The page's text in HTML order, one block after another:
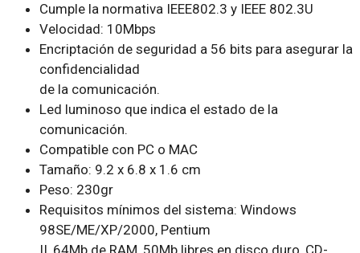
Cumple la normativa IEEE802.3 y IEEE 802.3U
Velocidad: 10Mbps
Encriptación de seguridad a 56 bits para asegurar la
confidencialidad
de la comunicación.
Led luminoso que indica el estado de la
comunicación.
Compatible con PC o MAC
Tamaño: 9.2 x 6.8 x 1.6 cm
Peso: 230gr
Requisitos mínimos del sistema: Windows
98SE/ME/XP/2000, Pentium
II, 64Mb de RAM, 50Mb libres en disco duro, CD-